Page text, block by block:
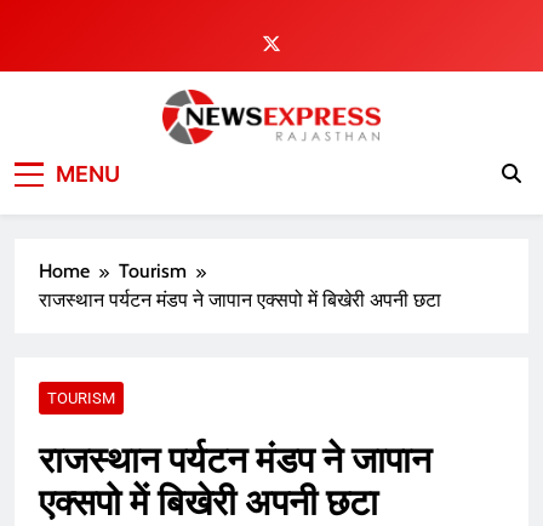
content
MENU
Home
Tourism
राजस्थान पर्यटन मंडप ने जापान एक्सपो में बिखेरी अपनी छटा
TOURISM
राजस्थान पर्यटन मंडप ने जापान
एक्सपो में बिखेरी अपनी छटा